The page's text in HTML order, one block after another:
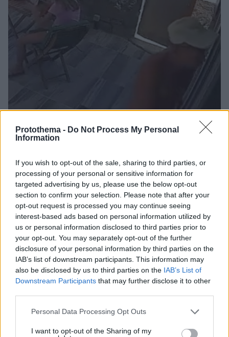
Protothema - Do Not Process My Personal
Information
If you wish to opt-out of the sale, sharing to third parties, or
processing of your personal or sensitive information for
targeted advertising by us, please use the below opt-out
section to confirm your selection. Please note that after your
opt-out request is processed you may continue seeing
interest-based ads based on personal information utilized by
us or personal information disclosed to third parties prior to
your opt-out. You may separately opt-out of the further
disclosure of your personal information by third parties on the
IAB’s list of downstream participants. This information may
also be disclosed by us to third parties on the IAB’s List of
Downstream Participants that may further disclose it to other
Please note that this website/app uses one or more Google
not limited to your visit or usage behaviour. You may click to
Personal Data Processing Opt Outs
I want to opt-out of the Sharing of my
«Πόσα θέλεις για το κορίτσι;»: Τουρίστας στην
Κρήτη ζητά... τιμή για να ασελγήσει σε ανήλικη, τι
καταγγέλλει ο ιδιοκτήτης επιχείρησης
07.08.2026, 18:22